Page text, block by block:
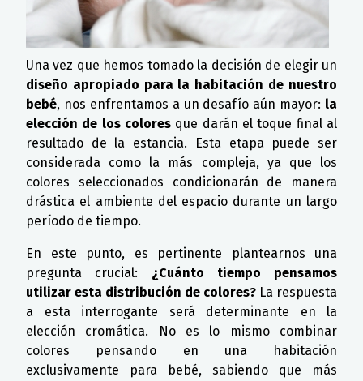
Una vez que hemos tomado la decisión de elegir un
diseño apropiado para la habitación de nuestro
bebé, nos enfrentamos a un desafío aún mayor: la
elección de los colores que darán el toque final al
resultado de la estancia. Esta etapa puede ser
considerada como la más compleja, ya que los
colores seleccionados condicionarán de manera
drástica el ambiente del espacio durante un largo
período de tiempo.
En este punto, es pertinente plantearnos una
pregunta crucial: ¿Cuánto tiempo pensamos
utilizar esta distribución de colores? La respuesta
a esta interrogante será determinante en la
elección cromática. No es lo mismo combinar
colores pensando en una habitación
exclusivamente para bebé, sabiendo que más